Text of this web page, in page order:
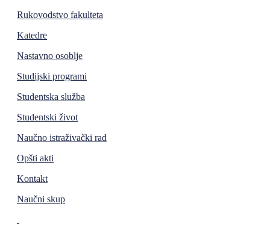
Rukovodstvo fakulteta
Katedre
Nastavno osoblje
Studijski programi
Studentska služba
Studentski život
Naučno istraživački rad
Opšti akti
Kontakt
Naučni skup